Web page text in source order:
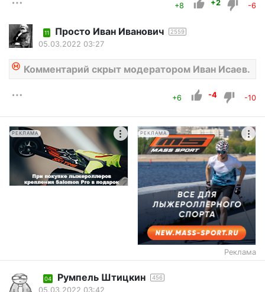
+8 +2 -6
11 Просто Иван Иванович 2559
05.03.2022 03:27
Комментарий скрыт модератором Иван Исаев.
+6 -4 -10
РЕКЛАМА РЕКЛАМА
Реклама
04 Румпель Штицкин 456
05.03.2022 03:42